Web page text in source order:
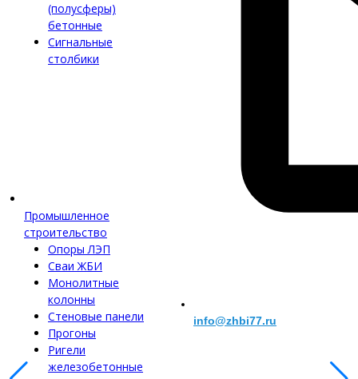
(полусферы)
бетонные
Сигнальные
столбики
Промышленное
строительство
Опоры ЛЭП
Сваи ЖБИ
Монолитные
колонны
Стеновые панели
Прогоны
Ригели
железобетонные
info@zhbi77.ru